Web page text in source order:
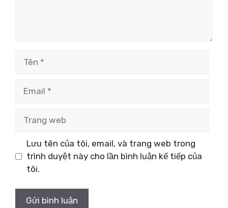
Lưu tên của tôi, email, và trang web trong
trình duyệt này cho lần bình luận kế tiếp của
tôi.